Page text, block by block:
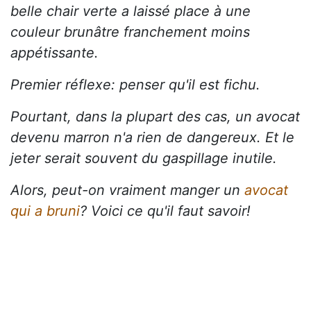
belle chair verte a laissé place à une
couleur brunâtre franchement moins
appétissante.
Premier réflexe: penser qu'il est fichu.
Pourtant, dans la plupart des cas, un avocat
devenu marron n'a rien de dangereux. Et le
jeter serait souvent du gaspillage inutile.
Alors, peut-on vraiment manger un avocat
qui a bruni? Voici ce qu'il faut savoir!